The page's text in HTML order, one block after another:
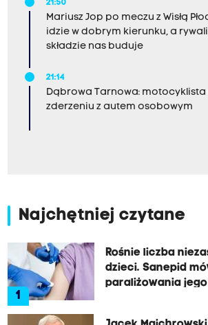
21:50
Mariusz Jop po meczu z Wisłą
idzie w dobrym kierunku, a
składzie nas buduje
21:14
Dąbrowa Tarnowa:
zderzeniu z autem osobowym
Najchętniej czytane
1
Rośnie liczba
dzieci. Sanepid
paraliżowania